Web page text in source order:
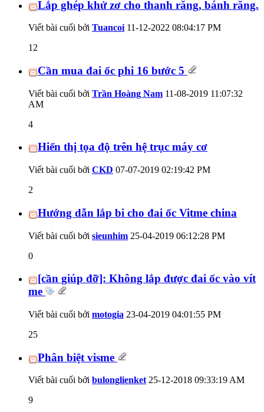
Lắp ghép khử zơ cho thanh răng, bánh răng.
Viết bài cuối bởi Tuancoi 11-12-2022 08:04:17 PM
12
Cần mua đai ốc phi 16 bước 5
Viết bài cuối bởi Trần Hoàng Nam 11-08-2019 11:07:32
AM
4
Hiển thị tọa độ trên hệ trục máy cơ
Viết bài cuối bởi CKD 07-07-2019 02:19:42 PM
2
Hướng dẫn lắp bi cho đai ốc Vitme china
Viết bài cuối bởi sieunhim 25-04-2019 06:12:28 PM
0
[cần giúp đỡ]: Không lắp được đai ốc vào vít
me
Viết bài cuối bởi motogia 23-04-2019 04:01:55 PM
25
Phân biệt visme
Viết bài cuối bởi bulonglienket25-12-2018 09:33:19 AM
9